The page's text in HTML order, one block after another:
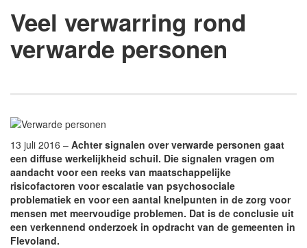
Veel verwarring rond
verwarde personen
13 juli 2016 – Achter signalen over verwarde personen gaat
een diffuse werkelijkheid schuil. Die signalen vragen om
aandacht voor een reeks van maatschappelijke
risicofactoren voor escalatie van psychosociale
problematiek en voor een aantal knelpunten in de zorg voor
mensen met meervoudige problemen. Dat is de conclusie uit
een verkennend onderzoek in opdracht van de gemeenten in
Flevoland.